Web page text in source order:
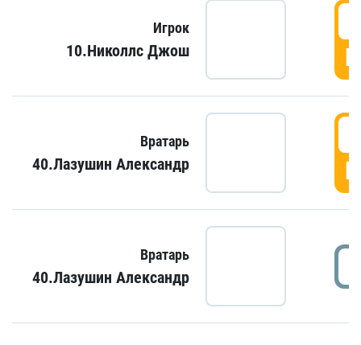
Игрок
10.Николлс Джош
Вратарь
40.Лазушин Александр
Вратарь
40.Лазушин Александр